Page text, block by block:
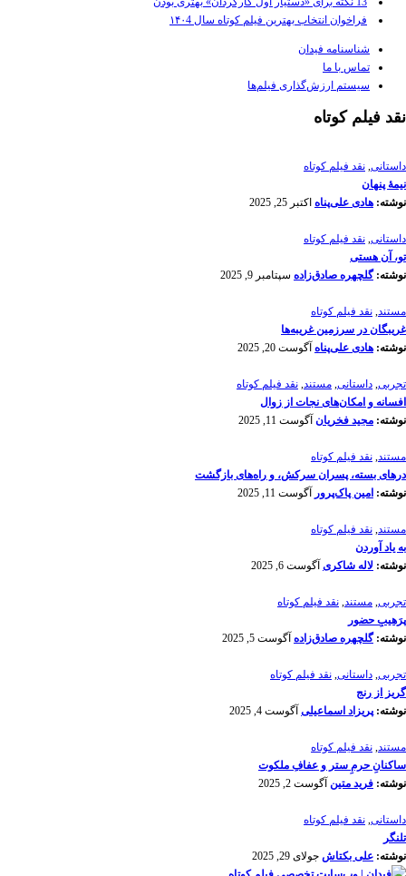
فراخوان انتخاب بهترین فیلم کوتاه سال ۱۴۰4
شناسنامه فیدان
تماس با ما
سیستم ارزش‌گذاری فیلم‌ها
نقد فیلم کوتاه
داستانی, نقد فیلم کوتاه
نیمۀ پنهان
نوشته: هادی علی‌پناه اکتبر 25, 2025
داستانی, نقد فیلم کوتاه
تو، آن هستی
نوشته:گلچهره صادق‌زاده سپتامبر 9, 2025
مستند, نقد فیلم کوتاه
غریبگان در سرزمین غریبه‌ها
نوشته: هادی علی‌پناه آگوست 20, 2025
تجربی, داستانی, مستند, نقد فیلم کوتاه
افسانه‌ و امکان‌های نجات از زوال
نوشته: مجید فخریان آگوست 11, 2025
مستند, نقد فیلم کوتاه
درهای بسته، پسران سرکش، و راه‌های بازگشت
نوشته: امین پاک‌پرور آگوست 11, 2025
مستند, نقد فیلم کوتاه
به یاد آوردن
نوشته: لاله شاکری آگوست 6, 2025
تجربی, مستند, نقد فیلم کوتاه
پرَهیب‌ِ حضور
نوشته:گلچهره صادق‌زاده آگوست 5, 2025
تجربی, داستانی, نقد فیلم کوتاه
گریز از رنج
نوشته:پریزاد اسماعیلی آگوست 4, 2025
مستند, نقد فیلم کوتاه
ساکنانِ حرمِ ستر و عفافِ ملکوت
نوشته: فرید متین آگوست 2, 2025
داستانی, نقد فیلم کوتاه
تلنگر
نوشته: علی بکتاش جولای 29, 2025